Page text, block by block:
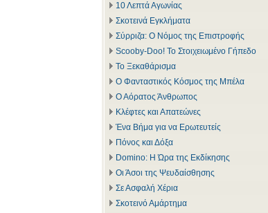
10 Λεπτά Αγωνίας
Σκοτεινά Εγκλήματα
Σύρριζα: Ο Νόμος της Επιστροφής
Scooby-Doo! Το Στοιχειωμένο Γήπεδο
Το Ξεκαθάρισμα
Ο Φανταστικός Κόσμος της Μπέλα
Ο Αόρατος Άνθρωπος
Κλέφτες και Απατεώνες
Ένα Βήμα για να Ερωτευτείς
Πόνος και Δόξα
Domino: Η Ώρα της Εκδίκησης
Οι Άσοι της Ψευδαίσθησης
Σε Ασφαλή Χέρια
Σκοτεινό Αμάρτημα